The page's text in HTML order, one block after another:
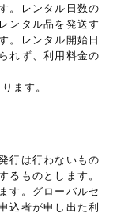
。レンタル日数の
ンタル品を発送す
。レンタル開始日
れず、利用料金の
ます。
行は行わないもの
るものとします。
す。グローバルセ
込者が申し出た利